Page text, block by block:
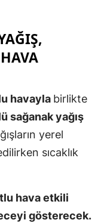
Mardin
Muğla
Nevşehir
havayla birlikte
sağanak yağış
yerel
sıcaklık
hava etkili
gösterecek.